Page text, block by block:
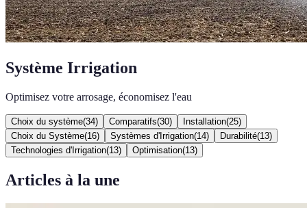
Système Irrigation
Optimisez votre arrosage, économisez l'eau
Choix du système(34) Comparatifs(30) Installation(25)
Choix du Système(16) Systèmes d'Irrigation(14) Durabilité(13)
Technologies d'Irrigation(13) Optimisation(13)
Articles à la une